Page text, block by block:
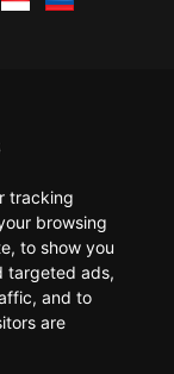
tracking
browsing
to show you
targeted ads,
and to
are